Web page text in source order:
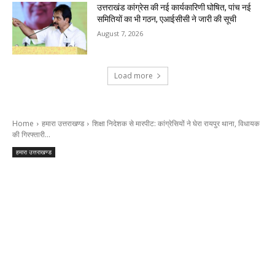
उत्तराखंड कांग्रेस की नई कार्यकारिणी घोषित, पांच नई
समितियों का भी गठन, एआईसीसी ने जारी की सूची
August 7, 2026
Load more